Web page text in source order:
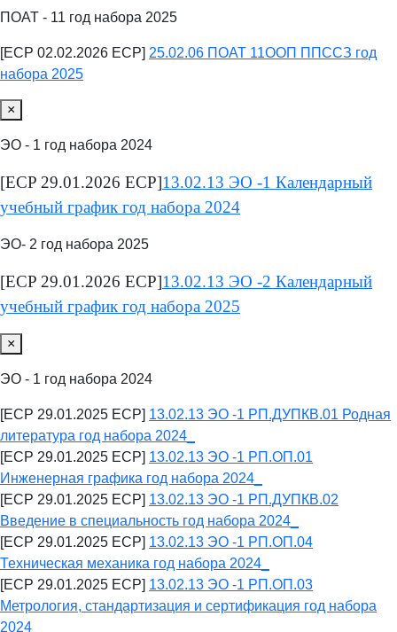
ПОАТ - 11 год набора 2025
[ECP 02.02.2026 ECP] 25.02.06 ПОАТ 11ООП ППССЗ год
набора 2025
×
ЭО - 1 год набора 2024
[ECP 29.01.2026 ECP]13.02.13 ЭО -1 Календарный
учебный график год набора 2024
ЭО- 2 год набора 2025
[ECP 29.01.2026 ECP]13.02.13 ЭО -2 Календарный
учебный график год набора 2025
×
ЭО - 1 год набора 2024
[ECP 29.01.2025 ECP] 13.02.13 ЭО -1 РП.ДУПКВ.01 Родная
литература год набора 2024_
[ECP 29.01.2025 ECP] 13.02.13 ЭО -1 РП.ОП.01
Инженерная графика год набора 2024_
[ECP 29.01.2025 ECP] 13.02.13 ЭО -1 РП.ДУПКВ.02
Введение в специальность год набора 2024_
[ECP 29.01.2025 ECP] 13.02.13 ЭО -1 РП.ОП.04
Техническая механика год набора 2024_
[ECP 29.01.2025 ECP] 13.02.13 ЭО -1 РП.ОП.03
Метрология, стандартизация и сертификация год набора
2024_